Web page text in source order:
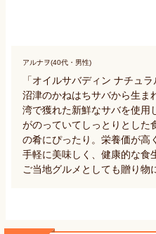
アルナヲ(40代・男性)
「オイルサバディン ナチュ
沼津のかねはちサバから生ま
湾で獲れた新鮮なサバを使用
がのっていてしっとりとした
の肴にぴったり。栄養価が高
手軽に美味しく、健康的な食
ご当地グルメとしても贈り物